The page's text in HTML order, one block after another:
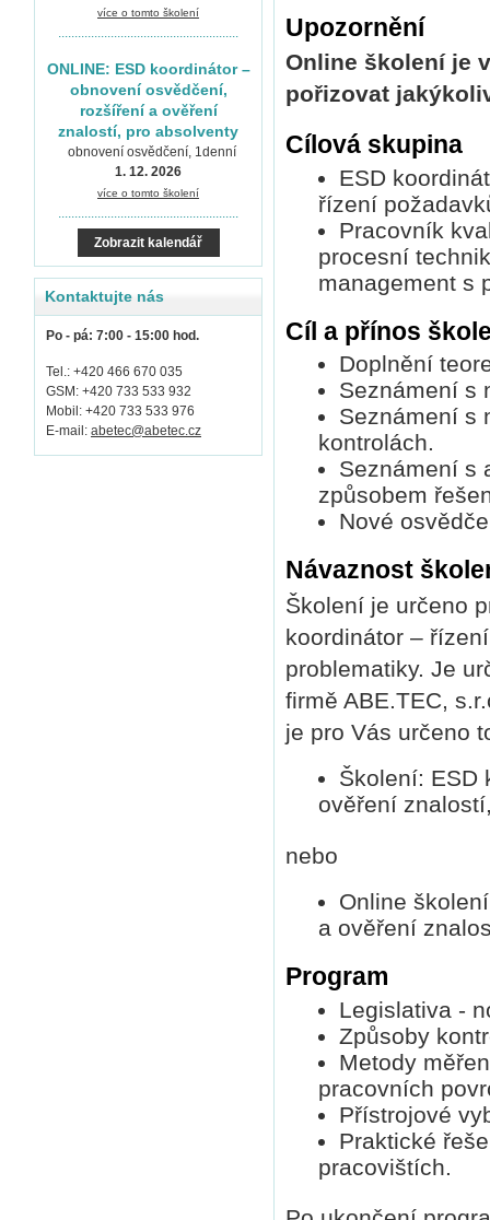
Upozornění
Online školení je
pořizovat
Cílová skupina
ESD
řízení
Pracovník
procesní
management s
Cíl a přínos
Doplnění
Seznámení s
Seznámení s
kontrolách.
Seznámení s
způsobem
Nové
Návaznost
Školení je určeno
koordinátor –
problematiky. Je
firmě ABE.TEC,
je pro Vás určeno
Školení: ESD
ověření
nebo
Online
a ověření
Program
Legislativa -
Způsoby
Metody
pracovních
Přístrojové
Praktické
pracovištích.
více o tomto školení
ONLINE: ESD koordinátor –
obnovení osvědčení,
rozšíření a ověření
znalostí, pro absolventy
obnovení osvědčení, 1denní
1. 12. 2026
více o tomto školení
.......................................................
Zobrazit kalendář
Kontaktujte nás
Po - pá: 7:00 - 15:00 hod.
Tel.: +420 466 670 035
GSM: +420 733 533 932
Mobil: +420 733 533 976
E-mail: abetec@abetec.cz